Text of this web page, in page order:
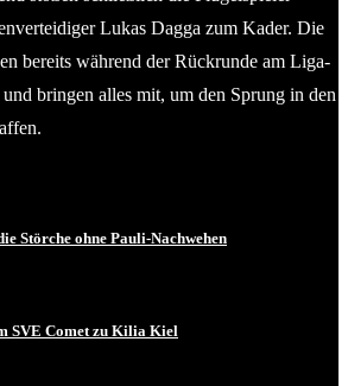
Lukas Dagga zum Kader. Die
bereits während der Rückrunde am Liga-
bringen alles mit, um den Sprung in den
Störche ohne Pauli-Nachwehen
SVE Comet zu Kilia Kiel